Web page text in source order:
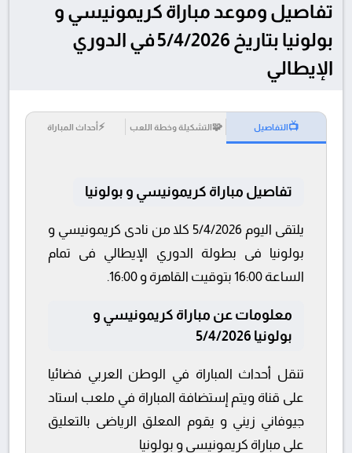
تفاصيل وموعد مباراة كريمونيسي و
بولونيا بتاريخ 5/4/2026 في الدوري
الإيطالي
📺التفاصيل 🧩التشكيلة وخطة اللعب ⚡أحداث المباراة
تفاصيل مباراة كريمونيسي و بولونيا
يلتقى اليوم 5/4/2026 كلا من نادى كريمونيسي و
بولونيا فى بطولة الدوري الإيطالي فى تمام
الساعة 16:00 بتوقيت القاهرة و 16:00.
معلومات عن مباراة كريمونيسي و
بولونيا 5/4/2026
تنقل أحداث المباراة في الوطن العربي فضائيا
على قناة ويتم إستضافة المباراة في ملعب استاد
جيوفاني زيني و يقوم المعلق الرياضى بالتعليق
على مباراة كريمونيسي و بولونيا